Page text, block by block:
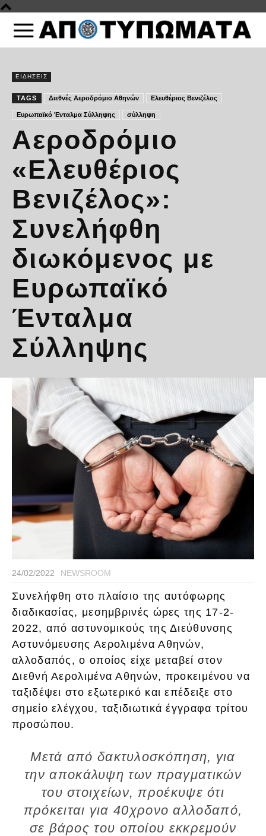
ΕΙΔΗΣΕΙΣ
TAGS Διεθνές Αεροδρόμιο Αθηνών Ελευθέριος Βενιζέλος
Ευρωπαϊκό Ένταλμα Σύλληψης σύλληψη
Αεροδρόμιο
«Ελευθέριος
Βενιζέλος»:
Συνελήφθη
διωκόμενος με
Ευρωπαϊκό
Ένταλμα
Σύλληψης
24/02/2022 NEWSROOM
Συνελήφθη στο πλαίσιο της αυτόφωρης
διαδικασίας, μεσημβρινές ώρες της 17-2-
2022, από αστυνομικούς της Διεύθυνσης
Αστυνόμευσης Αερολιμένα Αθηνών,
αλλοδαπός, ο οποίος είχε μεταβεί στον
Διεθνή Αερολιμένα Αθηνών, προκειμένου να
ταξιδέψει στο εξωτερικό και επέδειξε στο
σημείο ελέγχου, ταξιδιωτικά έγγραφα τρίτου
προσώπου.
Μετά από δακτυλοσκόπηση, για
την αποκάλυψη των πραγματικών
του στοιχείων, προέκυψε ότι
πρόκειται για 40χρονο αλλοδαπό,
σε βάρος του οποίου εκκρεμούν